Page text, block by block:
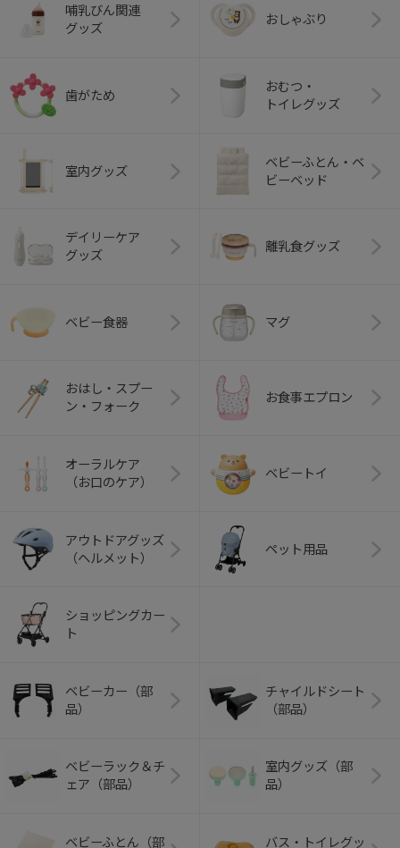
哺乳びん関連
グッズ
おしゃぶり
歯がため
おむつ・
トイレグッズ
室内グッズ
ベビーふとん・ベ
ビーベッド
デイリーケア
グッズ
離乳食グッズ
ベビー食器 マグ
おはし・スプー
ン・フォーク
お食事エプロン
オーラルケア
（お口のケア）
ベビートイ
アウトドアグッズ
（ヘルメット）
ペット用品
ショッピングカー
ト
ベビーカー（部
品）
チャイルドシート
（部品）
ベビーラック＆チ
ェア（部品）
室内グッズ（部
品）
ベビーふとん（部
バス・トイレグッ